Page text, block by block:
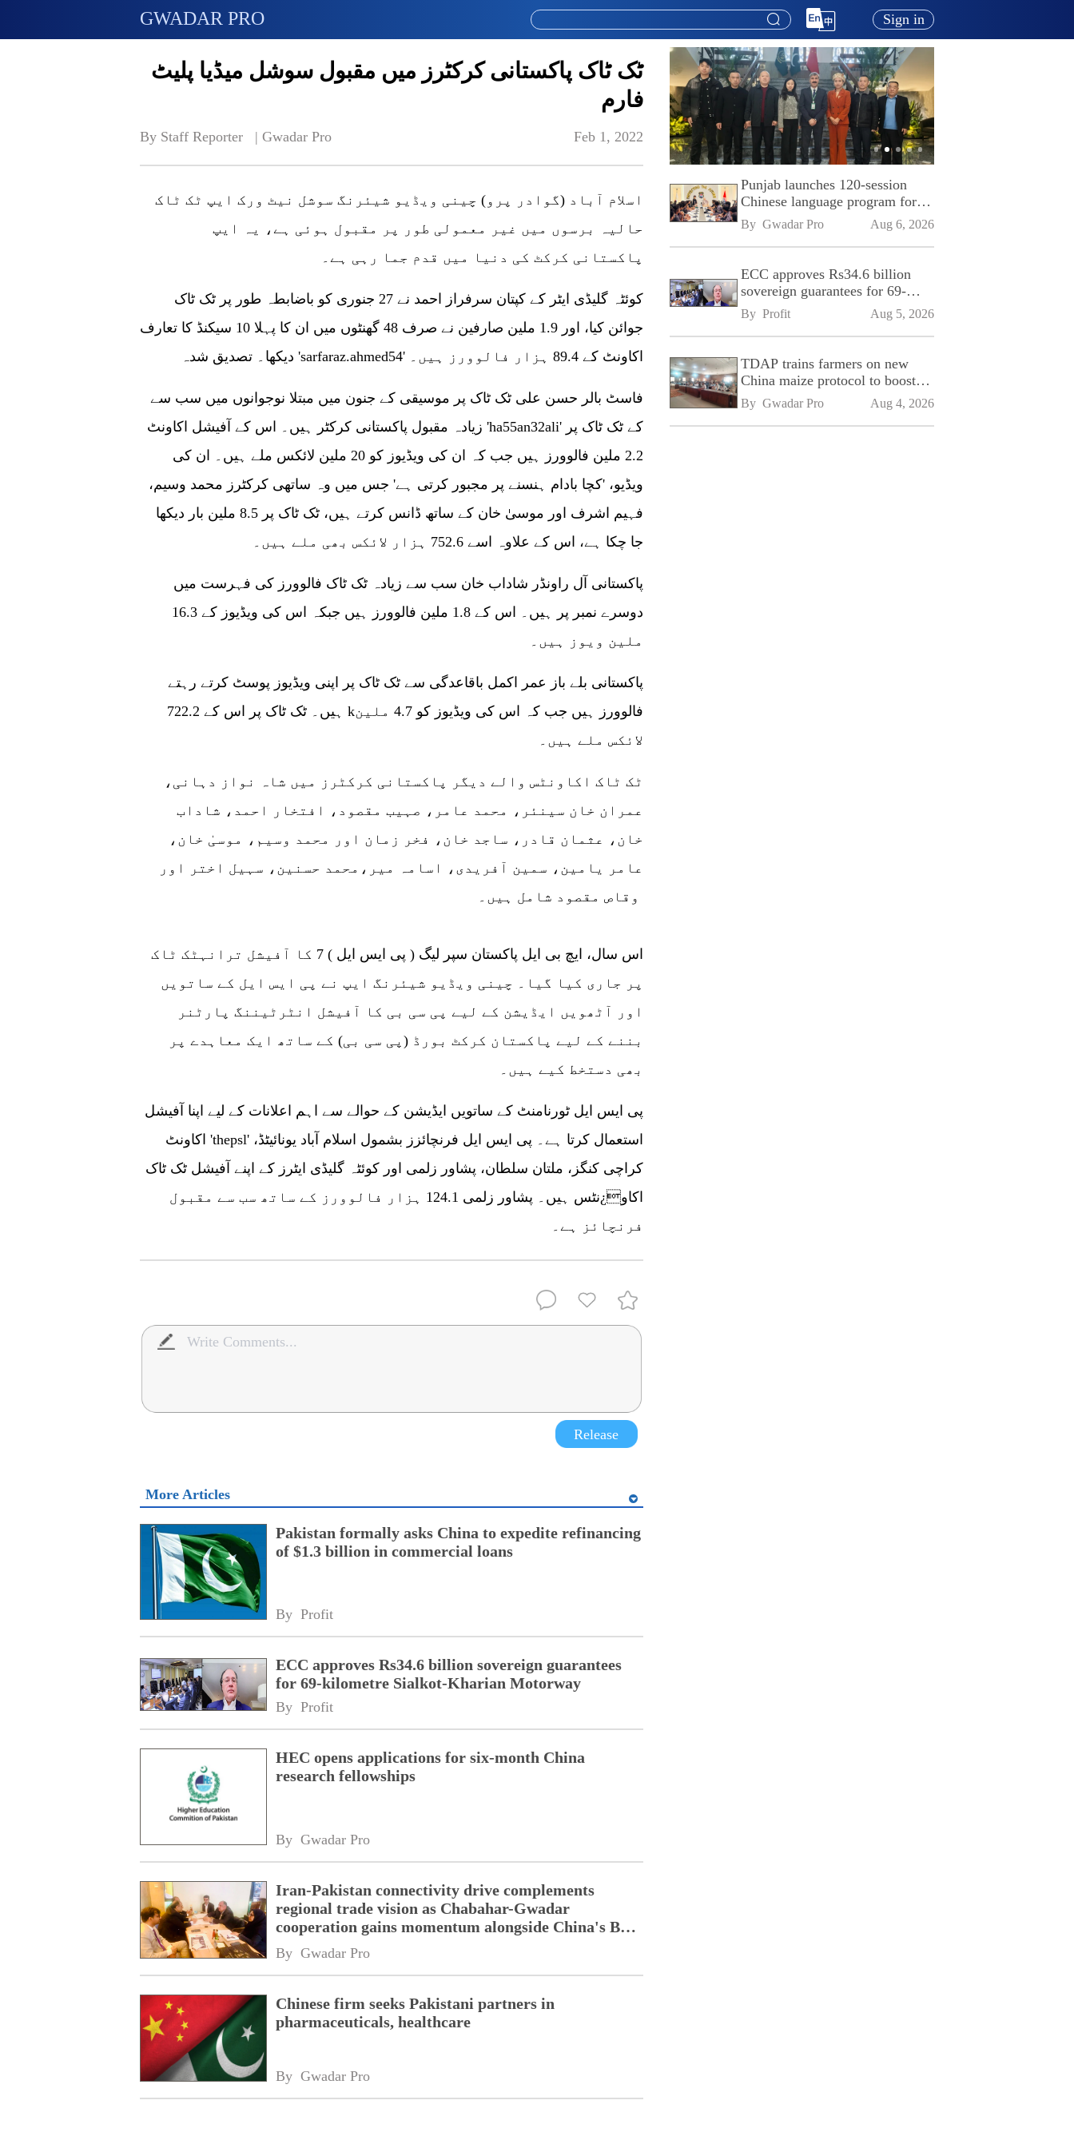
GWADAR PRO Sign in
ٹک ٹاک پاکستانی کرکٹرز میں مقبول سوشل میڈیا پلیٹ
فارم
By Staff Reporter   | Gwadar Pro Feb 1, 2022
اسلام آباد (گوادر پرو) چینی ویڈیو شیئرنگ سوشل نیٹ ورک ایپ ٹک ٹاک
حالیہ برسوں میں غیر معمولی طور پر مقبول ہوئی ہے، یہ ایپ
پاکستانی کرکٹ کی دنیا میں قدم جما رہی ہے۔
کوئٹہ گلیڈی ایٹر کے کپتان سرفراز احمد نے 27 جنوری کو باضابطہ طور پر ٹک ٹاک
جوائن کیا، اور 1.9 ملین صارفین نے صرف 48 گھنٹوں میں ان کا پہلا 10 سیکنڈ کا تعارف
دیکھا۔ تصدیق شدہ 'sarfaraz.ahmed54' اکاونٹ کے 89.4 ہزار فالوورز ہیں۔
فاسٹ بالر حسن علی ٹک ٹاک پر موسیقی کے جنون میں مبتلا نوجوانوں میں سب سے
زیادہ مقبول پاکستانی کرکٹر ہیں۔ اس کے آفیشل اکاونٹ 'ha55an32ali' کے ٹک ٹاک پر
2.2 ملین فالوورز ہیں جب کہ ان کی ویڈیوز کو 20 ملین لائکس ملے ہیں۔ ان کی
ویڈیو، 'کچا بادام ہنسنے پر مجبور کرتی ہے' جس میں وہ ساتھی کرکٹرز محمد وسیم،
فہیم اشرف اور موسیٰ خان کے ساتھ ڈانس کرتے ہیں، ٹک ٹاک پر 8.5 ملین بار دیکھا
جا چکا ہے، اس کے علاوہ اسے 752.6 ہزار لائکس بھی ملے ہیں۔
پاکستانی آل راونڈر شاداب خان سب سے زیادہ ٹک ٹاک فالوورز کی فہرست میں
دوسرے نمبر پر ہیں۔ اس کے 1.8 ملین فالوورز ہیں جبکہ اس کی ویڈیوز کے 16.3
ملین ویوز ہیں۔
پاکستانی بلے باز عمر اکمل باقاعدگی سے ٹک ٹاک پر اپنی ویڈیوز پوسٹ کرتے رہتے
ہیں۔ ٹک ٹاک پر اس کے 722.2 kفالوورز ہیں جب کہ اس کی ویڈیوز کو 4.7 ملین
لائکس ملے ہیں۔
ٹک ٹاک اکاونٹس والے دیگر پاکستانی کرکٹرز میں شاہ نواز دہانی،
عمران خان سینئر، محمد عامر، صہیب مقصود، افتخار احمد، شاداب
خان، عثمان قادر، ساجد خان، فخر زمان اور محمد وسیم، موسیٰ خان،
عامر یامین، سمین آفریدی، اسامہ میر،محمد حسنین، سہیل اختر اور
اس سال، ایچ بی ایل پاکستان سپر لیگ ( پی ایس ایل ) 7 کا آفیشل ترانہٹک ٹاک
پر جاری کیا گیا۔ چینی ویڈیو شیئرنگ ایپ نے پی ایس ایل کے ساتویں
اور آٹھویں ایڈیشن کے لیے پی سی بی کا آفیشل انٹرٹیننگ پارٹنر
بننے کے لیے پاکستان کرکٹ بورڈ (پی سی بی) کے ساتھ ایک معاہدے پر
بھی دستخط کیے ہیں۔
پی ایس ایل ٹورنامنٹ کے ساتویں ایڈیشن کے حوالے سے اہم اعلانات کے لیے اپنا آفیشل
اکاونٹ 'thepsl' استعمال کرتا ہے۔ پی ایس ایل فرنچائزز بشمول اسلام آباد یونائیٹڈ،
کراچی کنگز، ملتان سلطان، پشاور زلمی اور کوئٹہ گلیڈی ایٹرز کے اپنے آفیشل ٹک ٹاک
اکاو¿نٹس ہیں۔ پشاور زلمی 124.1 ہزار فالوورز کے ساتھ سب سے مقبول
فرنچائز ہے۔
Release
More Articles
Pakistan formally asks China to expedite refinancing
of $1.3 billion in commercial loans
By Profit
ECC approves Rs34.6 billion sovereign guarantees
for 69-kilometre Sialkot-Kharian Motorway
By Profit
HEC opens applications for six-month China
research fellowships
By Gwadar Pro
Iran-Pakistan connectivity drive complements
regional trade vision as Chabahar-Gwadar
cooperation gains momentum alongside China's BRI
network
By Gwadar Pro
Chinese firm seeks Pakistani partners in
pharmaceuticals, healthcare
By Gwadar Pro
Punjab launches 120-session
Chinese language program for
SPU
By Gwadar Pro Aug 6, 2026
ECC approves Rs34.6 billion
sovereign guarantees for 69-
kilometre Sialkot-Kharian
Motorway
By Profit Aug 5, 2026
TDAP trains farmers on new
China maize protocol to boost
exports
By Gwadar Pro Aug 4, 2026